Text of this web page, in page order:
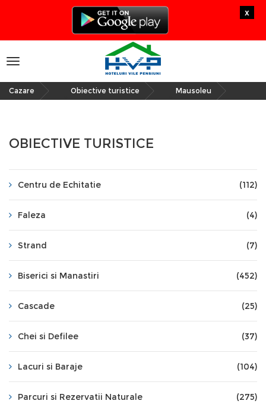
x
Toggle
navigation
Cazare Obiective turistice Mausoleu
OBIECTIVE TURISTICE
Centru de Echitatie (112)
Faleza (4)
Strand (7)
Biserici si Manastiri (452)
Cascade (25)
Chei si Defilee (37)
Lacuri si Baraje (104)
Parcuri si Rezervatii Naturale (275)